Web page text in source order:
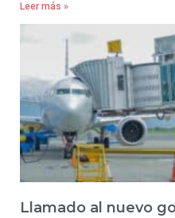
Leer más »
Llamado al nuevo